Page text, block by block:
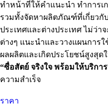
ทำหน้าที่ให้คำแนะนำ ทำการเ
รวมทั้งจัดหาผลิตภัณฑ์ที่เกี่ยวกั
ประเทศและต่างประเทศ ไม่ว่า
ต่างๆ แนะนำและวางแผนการ
ผลผลิตและเกิดประโยชน์สูงสุ
“ซื่อสัตย์ จริงใจ พร้อมให้บริกา
ความสำเร็จ
ราคา